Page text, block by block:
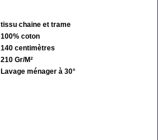
tissu chaine et trame
100% coton
140 centimètres
210 Gr/M²
Lavage ménager à 30°